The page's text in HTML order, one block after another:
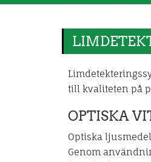
till kvaliteten på
OPTISKA
Optiska
Genom